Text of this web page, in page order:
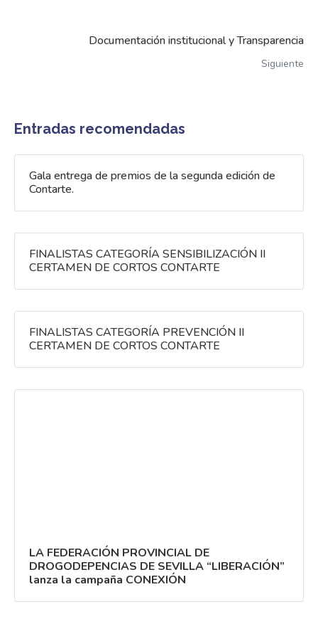
Documentación institucional y Transparencia
Siguiente
Entradas recomendadas
Gala entrega de premios de la segunda edición de
Contarte.
FINALISTAS CATEGORÍA SENSIBILIZACIÓN II
CERTAMEN DE CORTOS CONTARTE
FINALISTAS CATEGORÍA PREVENCIÓN II
CERTAMEN DE CORTOS CONTARTE
LA FEDERACIÓN PROVINCIAL DE
DROGODEPENCIAS DE SEVILLA “LIBERACIÓN”
lanza la campaña CONEXIÓN